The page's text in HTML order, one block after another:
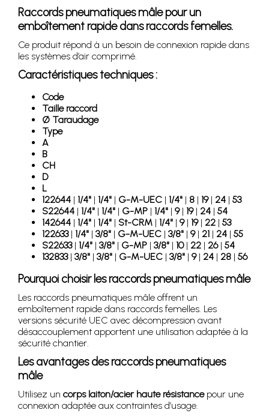
Raccords pneumatiques mâle pour un
emboîtement rapide dans raccords femelles.
Ce produit répond à un besoin de connexion rapide dans
les systèmes d’air comprimé.
Caractéristiques techniques :
Code
Taille raccord
Ø Taraudage
Type
A
B
CH
D
L
122644 | 1/4" | 1/4" | G-M-UEC | 1/4" | 8 | 19| 24 | 53
S22644 | 1/4" | 1/4" | G-MP | 1/4" | 9| 19| 24 | 54
142644 | 1/4" | 1/4" | St-CRM | 1/4" | 9| 19| 22 | 53
122633| 1/4" | 3/8" | G-M-UEC | 3/8" | 9| 21 | 24 | 55
S22633| 1/4" | 3/8" | G-MP | 3/8" | 10| 22 | 26| 54
132833| 3/8" | 3/8" | G-M-UEC | 3/8" | 9| 24 | 28 | 56
Pourquoi choisir les raccords pneumatiques mâle
Les raccords pneumatiques mâle offrent un
emboîtement rapide dans raccords femelles. Les
versions sécurité UEC avec décompression avant
désaccouplement apportent une utilisation adaptée à la
sécurité chantier.
Les avantages des raccords pneumatiques
mâle
Utilisez un corps laiton/acier haute résistancepour une
connexion adaptée aux contraintes d’usage.